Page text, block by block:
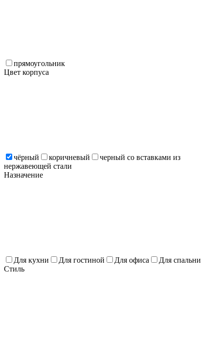
прямоугольник
Цвет корпуса
чёрный коричневый
черный со вставками из
нержавеющей стали
Назначение
Для кухни Для гостиной Для офиса
Для спальни
Стиль